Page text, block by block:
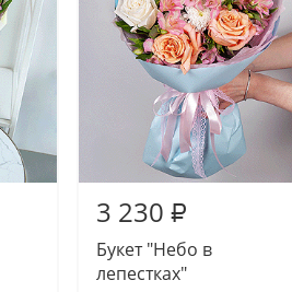
3 230 ₽
Букет "Небо в
лепестках"